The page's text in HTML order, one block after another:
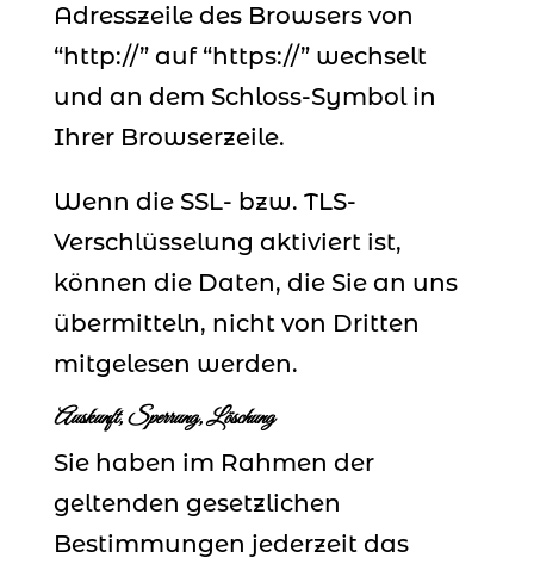
Adresszeile des Browsers von
“http://” auf “https://” wechselt
und an dem Schloss-Symbol in
Ihrer Browserzeile.
Wenn die SSL- bzw. TLS-
Verschlüsselung aktiviert ist,
können die Daten, die Sie an uns
übermitteln, nicht von Dritten
mitgelesen werden.
Auskunft, Sperrung, Löschung
Sie haben im Rahmen der
geltenden gesetzlichen
Bestimmungen jederzeit das